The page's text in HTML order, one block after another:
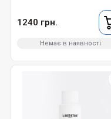
волосся. Long Hair
Protective Softening
Shampoo 250 мл
1240 грн.
Немає в наявності